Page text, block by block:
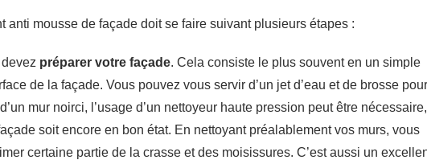
anti mousse de façade doit se faire suivant plusieurs étapes :
préparer votre façade. Cela consiste le plus souvent en un simple
de la façade. Vous pouvez vous servir d’un jet d’eau et de brosse pour
mur noirci, l’usage d’un nettoyeur haute pression peut être nécessaire,
soit encore en bon état. En nettoyant préalablement vos murs, vous
certaine partie de la crasse et des moisissures. C’est aussi un